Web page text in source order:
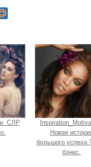
СЛР
Новая
большого успеха
бэнкс.